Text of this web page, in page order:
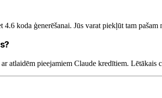
koda ģenerēšanai. Jūs varat piekļūt tam
atlaidēm pieejamiem Claude kredītiem. Lētākais